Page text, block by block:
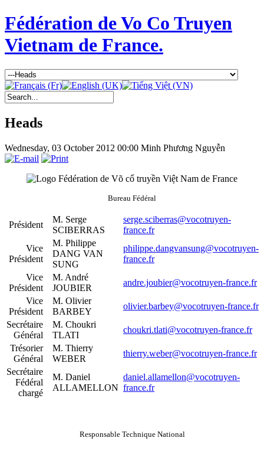
Fédération de Vo Co Truyen
Vietnam de France.
Heads
Wednesday, 03 October 2012 00:00 Minh Phương Nguyễn
Bureau Fédéral
Président
M. Serge
SCIBERRAS
serge.sciberras@vocotruyen-
france.fr
Vice
Président
M. Philippe
DANG VAN
SUNG
philippe.dangvansung@vocotruyen-
france.fr
Vice
Président
M. André
JOUBIER
andre.joubier@vocotruyen-france.fr
Vice
Président
M. Olivier
BARBEY
olivier.barbey@vocotruyen-france.fr
Secrétaire
Général
M. Choukri
TLATI
choukri.tlati@vocotruyen-france.fr
Trésorier
Général
M. Thierry
WEBER
thierry.weber@vocotruyen-france.fr
Secrétaire
Fédéral
chargé
M. Daniel
ALLAMELLON
daniel.allamellon@vocotruyen-
france.fr
Responsable Technique National